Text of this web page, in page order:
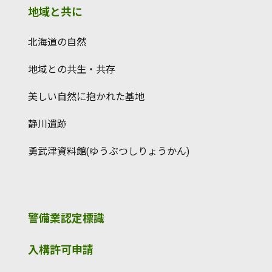
地域と共に
北海道の自然
地域との共生・共存
美しい自然に抱かれた基地
静川遺跡
勇武津資料館(ゆうぶつしりょうかん)
警備業認定標識
入構許可申請